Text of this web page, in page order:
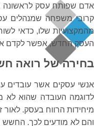
אדם שפותח עסק לראשונה
קרובי משפחה שמנהלים
מהמקצועיות שלו, כדאי
העסק החדש, אפשר לקדם
בחירה של רואה
אנשי עסקים אשר עובדים
לדוגמה העובדה שהוא לא
מיחידות הרווח בעסק.
והם לא מודעים לכך. החשש